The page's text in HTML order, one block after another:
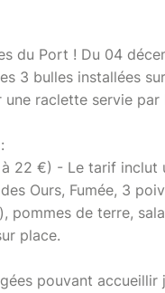
du Port ! Du 04
3 bulles installées
raclette servie par
22 €) - Le tarif inclut
Ours, Fumée, 3
pommes de terre,
place.
pouvant accueillir